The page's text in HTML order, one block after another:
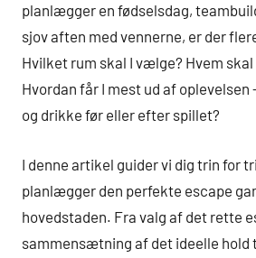
planlægger en fødselsdag,
sjov aften med vennerne, er der
Hvilket rum skal I vælge? Hvem
Hvordan får I mest ud af oplevelsen
og drikke før eller efter spillet?
I denne artikel guider vi dig trin for
planlægger den perfekte escape
hovedstaden. Fra valg af det rette
sammensætning af det ideelle hold